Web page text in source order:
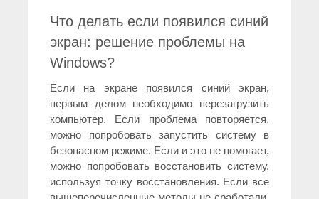
Что делать если появился синий
экран: решение проблемы на
Windows?
Если на экране появился синий экран,
первым делом необходимо перезагрузить
компьютер. Если проблема повторяется,
можно попробовать запустить систему в
безопасном режиме. Если и это не помогает,
можно попробовать восстановить систему,
используя точку восстановления. Если все